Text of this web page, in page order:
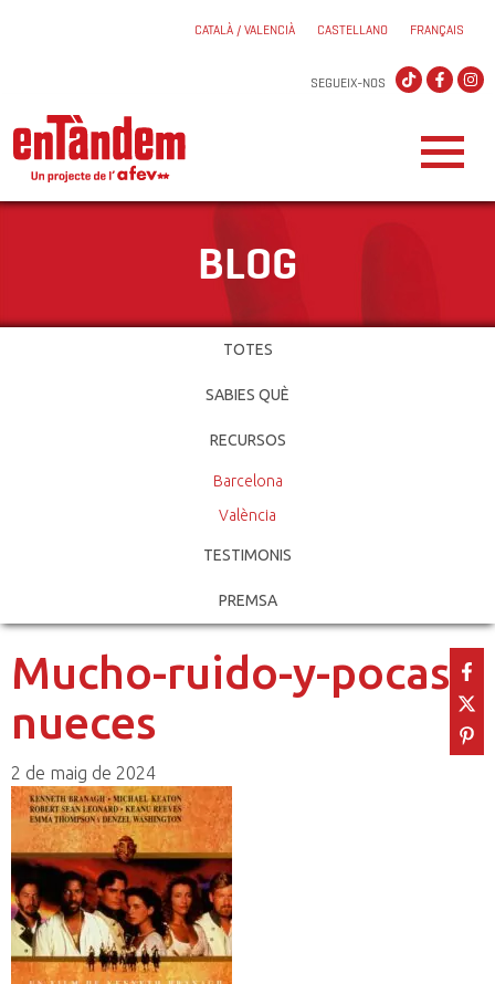
CATALÀ / VALENCIÀ CASTELLANO FRANÇAIS
SEGUEIX-NOS
BLOG
TOTES
SABIES QUÈ
RECURSOS
Barcelona
València
TESTIMONIS
PREMSA
Mucho-ruido-y-pocas-
nueces
2 de maig de 2024